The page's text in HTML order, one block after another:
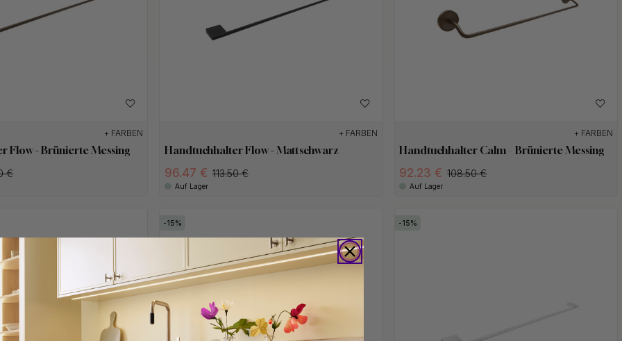
+ FARBEN
Flow - Brünierte Messing
€
+ FARBEN
Handtuchhalter Flow - Mattschwarz
96.47 € 113.50 €
Auf Lager
+ FARBEN
Handtuchhalter Calm – Brünierte Messing
92.23 € 108.50 €
Auf Lager
15 15